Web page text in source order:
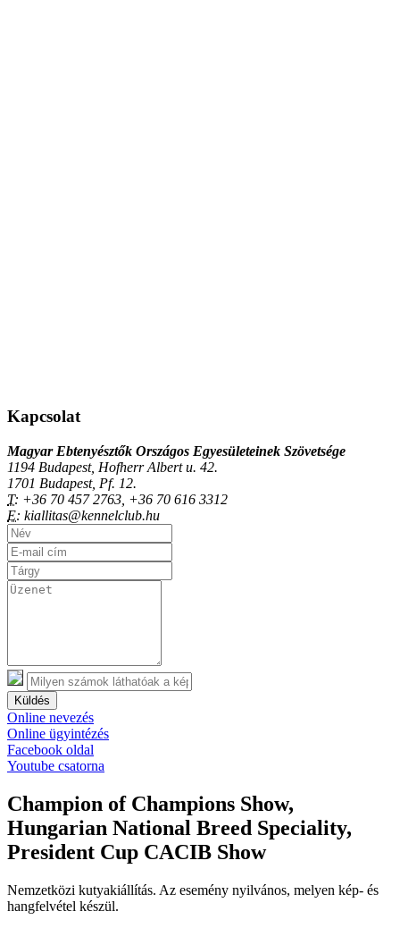
Kapcsolat
Magyar Ebtenyésztők Országos Egyesületeinek Szövetsége
1194 Budapest, Hofherr Albert u. 42.
1701 Budapest, Pf. 12.
T: +36 70 457 2763, +36 70 616 3312
E: kiallitas@kennelclub.hu
Küldés
Online nevezés
Online ügyintézés
Facebook oldal
Youtube csatorna
Champion of Champions Show,
Hungarian National Breed Speciality,
President Cup CACIB Show
Nemzetközi kutyakiállítás. Az esemény nyilvános, melyen kép- és
hangfelvétel készül.